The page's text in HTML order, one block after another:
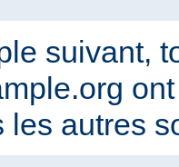
suivant,
les autres